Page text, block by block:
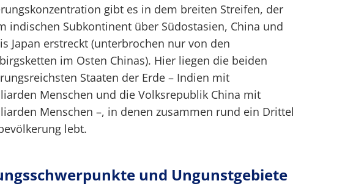
gibt es in dem breiten Streifen, der
indischen Subkontinent über Südostasien, China und
Japan erstreckt (unterbrochen nur von den
im Osten Chinas). Hier liegen die beiden
Staaten der Erde – Indien mit
Menschen und die Volksrepublik China mit
Menschen –, in denen zusammen rund ein Drittel
lebt.
und Ungunstgebiete